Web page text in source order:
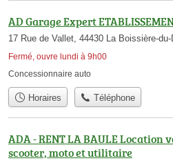
AD Garage Expert
17 Rue de Vallet, 44430 La Boissière-du-
Fermé, ouvre lundi à 9h00
Concessionnaire auto
Horaires Téléphone
ADA - RENT LA BAULE Location
scooter, moto et utilitaire